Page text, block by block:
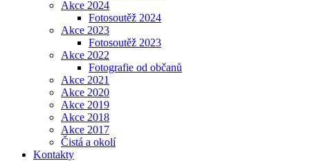
Akce 2024
Fotosoutěž 2024
Akce 2023
Fotosoutěž 2023
Akce 2022
Fotografie od občanů
Akce 2021
Akce 2020
Akce 2019
Akce 2018
Akce 2017
Čistá a okolí
Kontakty